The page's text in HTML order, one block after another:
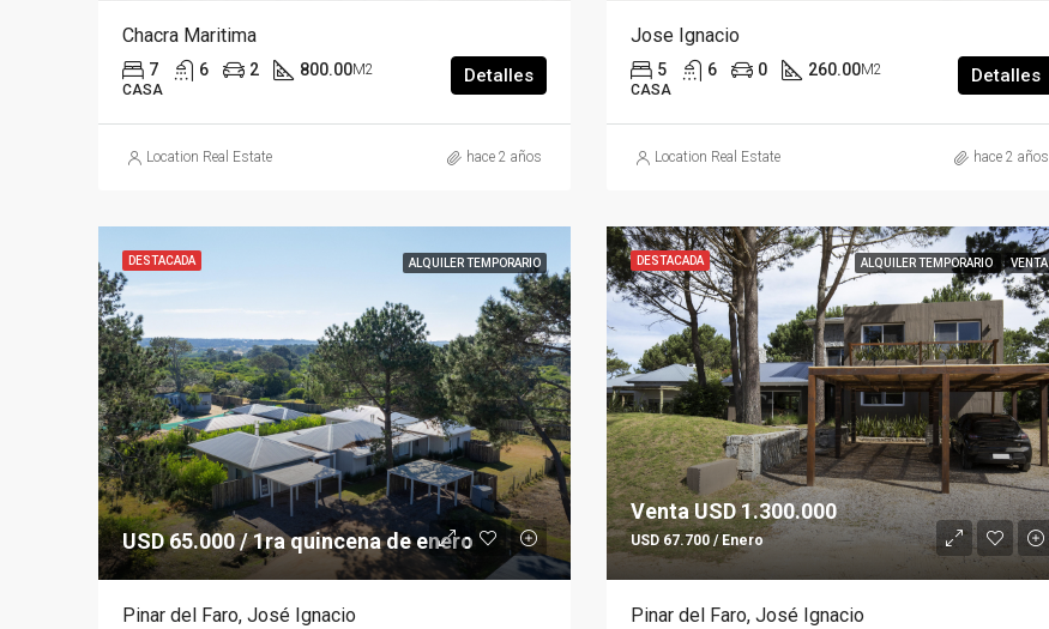
Chacra Maritima
7 6 2 800.00M2
CASA
Detalles
Location Real Estate hace 2 años
Jose Ignacio
5 6 0 260.00M2
CASA
Detalles
Location Real Estate hace 2 años
DESTACADA ALQUILER TEMPORARIO
USD 65.000 / 1ra quincena de enero
Pinar del Faro, José Ignacio
DESTACADA ALQUILER TEMPORARIO VENTA
Venta USD 1.300.000
USD 67.700 / Enero
Pinar del Faro, José Ignacio